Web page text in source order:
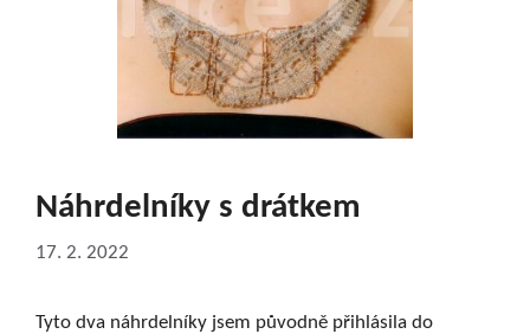
Náhrdelníky s drátkem
17. 2. 2022
Tyto dva náhrdelníky jsem původně přihlásila do